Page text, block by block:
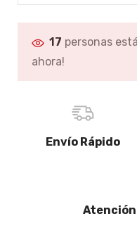
17 personas
ahora!
Envío Rápido